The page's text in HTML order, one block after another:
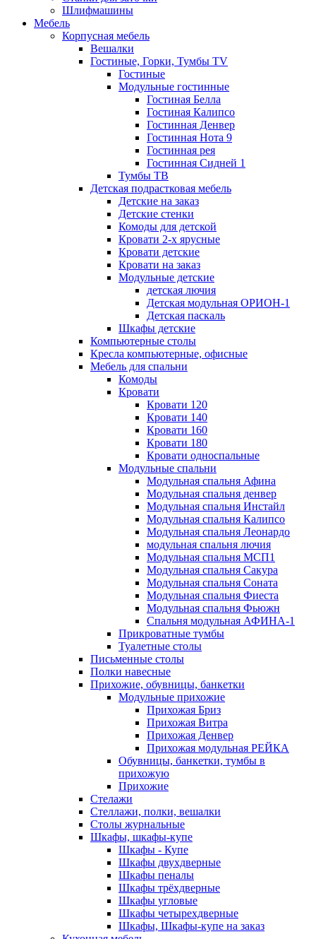
Шлифмашины
Мебель
Корпусная мебель
Вешалки
Гостиные, Горки, Тумбы TV
Гостиные
Модульные гостинные
Гостиная Белла
Гостиная Калипсо
Гостинная Денвер
Гостинная Нота 9
Гостинная рея
Гостинная Сидней 1
Тумбы ТВ
Детская подрастковая мебель
Детские на заказ
Детские стенки
Комоды для детской
Кровати 2-х ярусные
Кровати детские
Кровати на заказ
Модульные детские
детская лючия
Детская модульная ОРИОН-1
Детская паскаль
Шкафы детские
Компьютерные столы
Кресла компьютерные, офисные
Мебель для спальни
Комоды
Кровати
Кровати 120
Кровати 140
Кровати 160
Кровати 180
Кровати односпальные
Модульные спальни
Модульная спальня Афина
Модульная спальня денвер
Модульная спальня Инстайл
Модульная спальня Калипсо
Модульная спальня Леонардо
модульная спальня лючия
Модульная спальня МСП1
Модульная спальня Сакура
Модульная спальня Соната
Модульная спальня Фиеста
Модульная спальня Фьюжн
Спальня модульная АФИНА-1
Прикроватные тумбы
Туалетные столы
Письменные столы
Полки навесные
Прихожие, обувницы, банкетки
Модульные прихожие
Прихожая Бриз
Прихожая Витра
Прихожая Денвер
Прихожая модульная РЕЙКА
Обувницы, банкетки, тумбы в
прихожую
Прихожие
Стелажи
Стеллажи, полки, вешалки
Столы журнальные
Шкафы, шкафы-купе
Шкафы - Купе
Шкафы двухдверные
Шкафы пеналы
Шкафы трёхдверные
Шкафы угловые
Шкафы четырехдверные
Шкафы, Шкафы-купе на заказ